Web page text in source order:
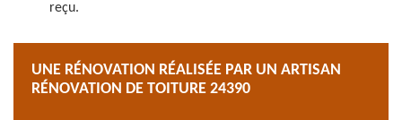
reçu.
UNE RÉNOVATION RÉALISÉE PAR UN ARTISAN
RÉNOVATION DE TOITURE 24390